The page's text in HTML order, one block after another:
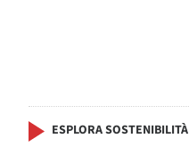
ESPLORA SOSTENIBILITÀ